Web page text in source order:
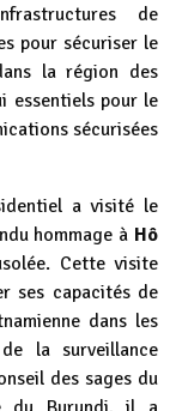
de
pour sécuriser le
la région des
essentiels pour le
sécurisées
a visité le
hommage à Hô
Cette visite
ses capacités de
dans les
la surveillance
des sages du